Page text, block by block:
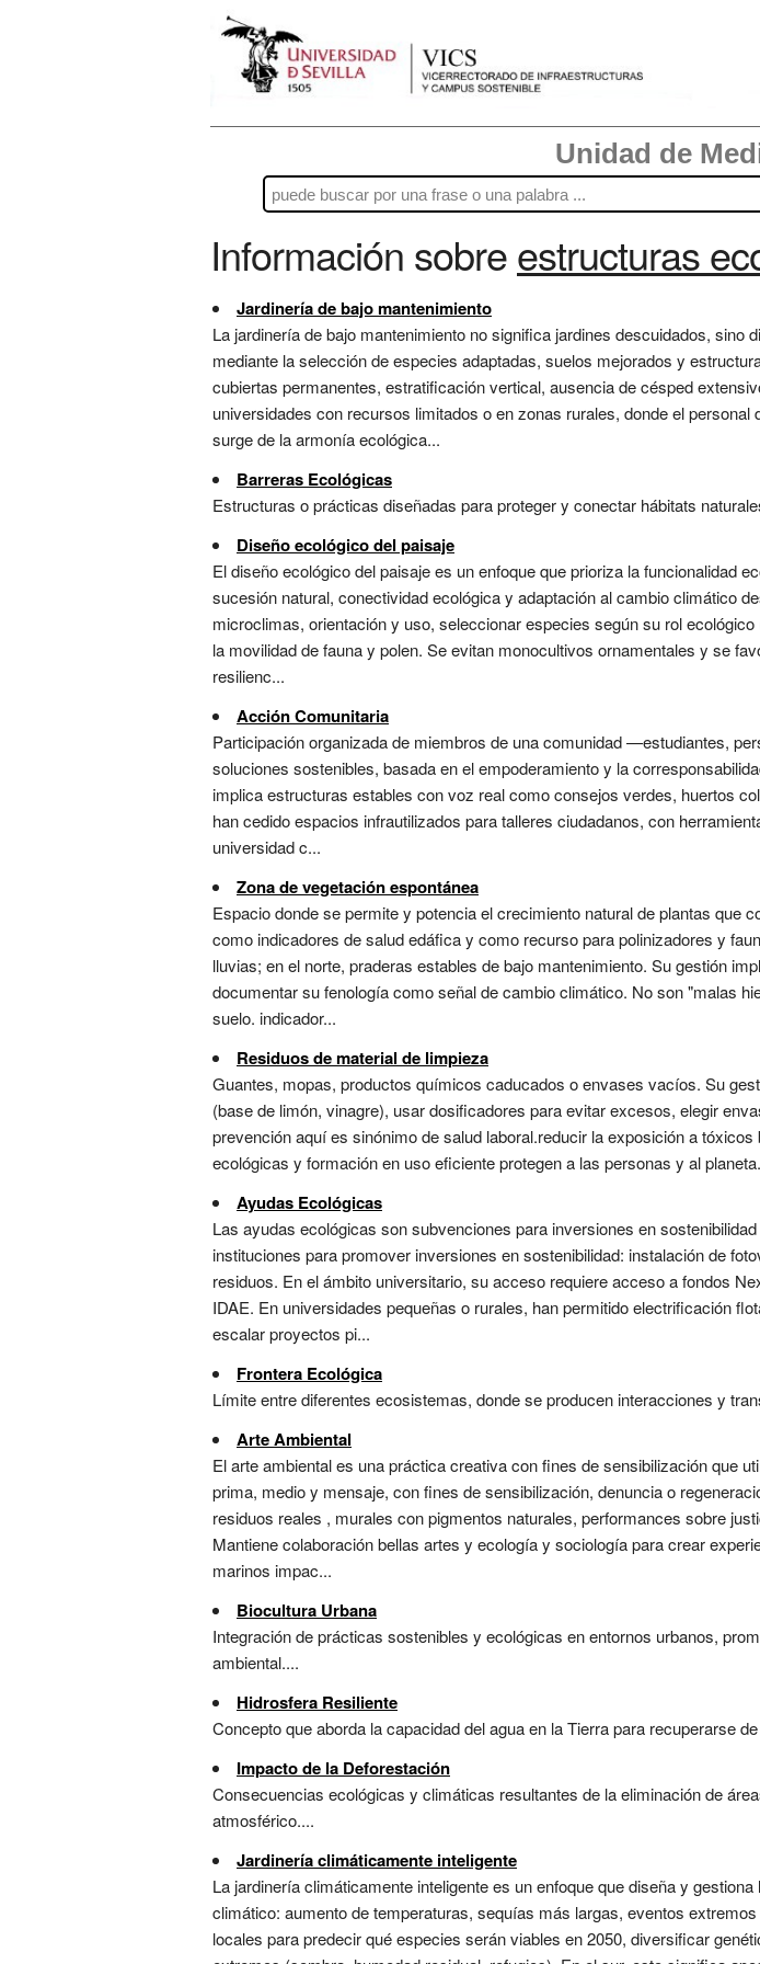
Unidad de
Información sobreestructuras
Jardinería de bajo mantenimiento
La jardinería de bajo mantenimiento no significa jardines descuidados,
mediante la selección de especies adaptadas, suelos mejorados y
cubiertas permanentes, estratificación vertical, ausencia de césped
universidades con recursos limitados o en zonas rurales, donde el
surge de la armonía ecológica...
Barreras Ecológicas
Estructuras o prácticas diseñadas para proteger y conectar hábitats
Diseño ecológico del paisaje
El diseño ecológico del paisaje es un enfoque que prioriza la funcionalidad
sucesión natural, conectividad ecológica y adaptación al cambio climático
microclimas, orientación y uso, seleccionar especies según su rol
la movilidad de fauna y polen. Se evitan monocultivos ornamentales y se
resilienc...
Acción Comunitaria
Participación organizada de miembros de una comunidad —estudiantes,
soluciones sostenibles, basada en el empoderamiento y la
implica estructuras estables con voz real como consejos verdes, huertos
han cedido espacios infrautilizados para talleres ciudadanos, con
universidad c...
Zona de vegetación espontánea
Espacio donde se permite y potencia el crecimiento natural de plantas que
como indicadores de salud edáfica y como recurso para polinizadores y
lluvias; en el norte, praderas estables de bajo mantenimiento. Su gestión
documentar su fenología como señal de cambio climático. No son "malas
suelo. indicador...
Residuos de material de limpieza
Guantes, mopas, productos químicos caducados o envases vacíos. Su
(base de limón, vinagre), usar dosificadores para evitar excesos, elegir
prevención aquí es sinónimo de salud laboral.reducir la exposición a
ecológicas y formación en uso eficiente protegen a las personas y al
Ayudas Ecológicas
Las ayudas ecológicas son subvenciones para inversiones en
instituciones para promover inversiones en sostenibilidad: instalación de
residuos. En el ámbito universitario, su acceso requiere acceso a fondos
IDAE. En universidades pequeñas o rurales, han permitido electrificación
escalar proyectos pi...
Frontera Ecológica
Límite entre diferentes ecosistemas, donde se producen interacciones y
Arte Ambiental
El arte ambiental es una práctica creativa con fines de sensibilización que
prima, medio y mensaje, con fines de sensibilización, denuncia o
residuos reales , murales con pigmentos naturales, performances sobre
Mantiene colaboración bellas artes y ecología y sociología para crear
marinos impac...
Biocultura Urbana
Integración de prácticas sostenibles y ecológicas en entornos urbanos,
ambiental....
Hidrosfera Resiliente
Concepto que aborda la capacidad del agua en la Tierra para recuperarse
Impacto de la Deforestación
Consecuencias ecológicas y climáticas resultantes de la eliminación de
atmosférico....
Jardinería climáticamente inteligente
La jardinería climáticamente inteligente es un enfoque que diseña y
climático: aumento de temperaturas, sequías más largas, eventos
locales para predecir qué especies serán viables en 2050, diversificar